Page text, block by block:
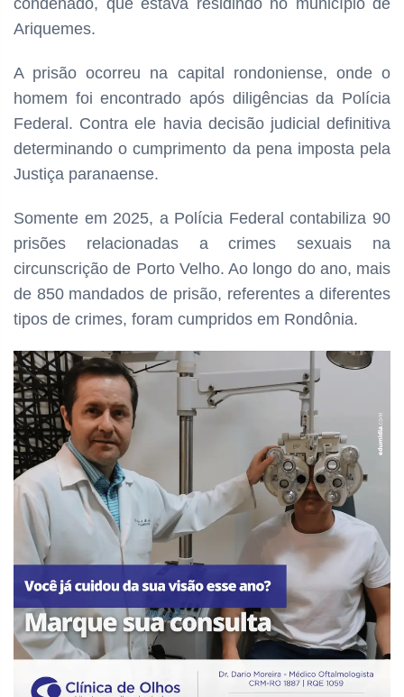
Ariquemes.
A prisão ocorreu na capital rondoniense, onde o
homem foi encontrado após diligências da Polícia
Federal. Contra ele havia decisão judicial definitiva
determinando o cumprimento da pena imposta pela
Justiça paranaense.
Somente em 2025, a Polícia Federal contabiliza 90
prisões relacionadas a crimes sexuais na
circunscrição de Porto Velho. Ao longo do ano, mais
de 850 mandados de prisão, referentes a diferentes
tipos de crimes, foram cumpridos em Rondônia.